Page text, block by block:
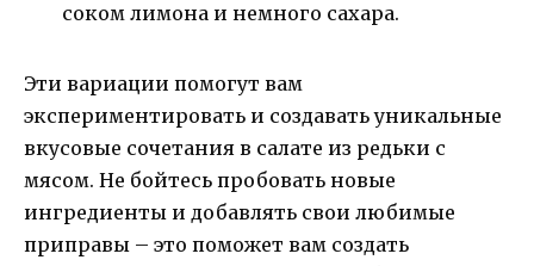
соком лимона и немного сахара.
Эти вариации помогут вам
экспериментировать и создавать уникальные
вкусовые сочетания в салате из редьки с
мясом. Не бойтесь пробовать новые
ингредиенты и добавлять свои любимые
приправы – это поможет вам создать